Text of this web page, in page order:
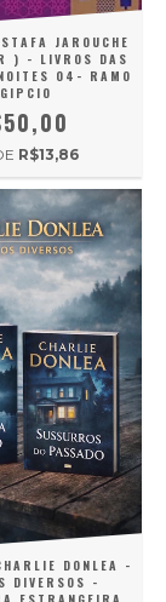
JAROUCHE
) - LIVROS DAS
04- RAMO
R$13,86
DONLEA -
DIVERSOS -
ESTRANGEIRA